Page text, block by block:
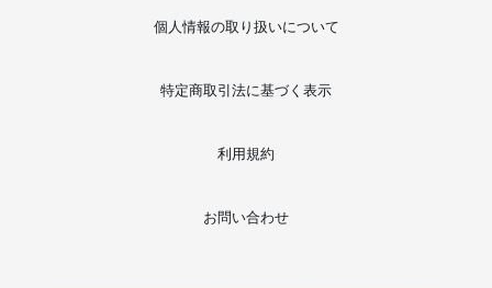
個人情報の取り扱いについて
特定商取引法に基づく表示
利用規約
お問い合わせ